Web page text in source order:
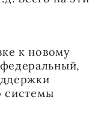
к новому
системы